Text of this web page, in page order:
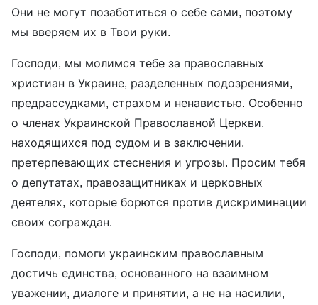
Они не могут позаботиться о себе сами, поэтому
мы вверяем их в Твои руки.
Господи, мы молимся тебе за православных
христиан в Украине, разделенных подозрениями,
предрассудками, страхом и ненавистью. Особенно
о членах Украинской Православной Церкви,
находящихся под судом и в заключении,
претерпевающих стеснения и угрозы. Просим тебя
о депутатах, правозащитниках и церковных
деятелях, которые борются против дискриминации
своих сограждан.
Господи, помоги украинским православным
достичь единства, основанного на взаимном
уважении, диалоге и принятии, а не на насилии,